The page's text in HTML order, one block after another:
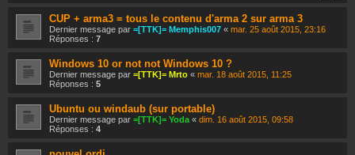
CUP + arma3 = tous le contenu d'arma 2 sur arma 3
Dernier message par =[TTK]= Memphis007 « mar. 25 août 2015, 23:16
Réponses : 7
Windows 10 or not not Windows 10 ?
Dernier message par =[TTK]= Mrto « mar. 18 août 2015, 11:25
Réponses : 5
Ubuntu ou windaub (sur portable)
Dernier message par =[TTK]= Yoda « dim. 16 août 2015, 09:58
Réponses : 4